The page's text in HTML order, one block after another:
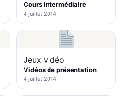
Cours intermédiaire
4 juillet 2014
Jeux vidéo
Vidéos de présentation
4 juillet 2014